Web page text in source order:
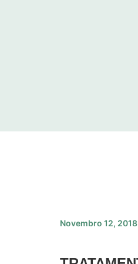
Novembro 12, 2018